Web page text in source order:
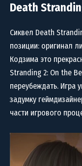
Death
Сиквел Death
позиции: оригинал
Кодзима это
Stranding 2: On the
переубеждать. Игра
задумку
части игрового